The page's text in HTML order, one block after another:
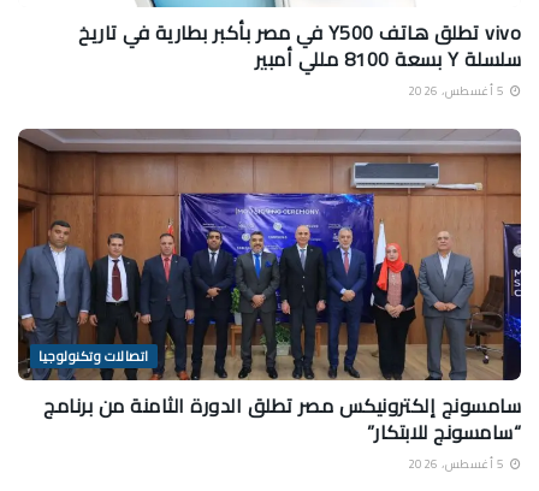
vivo تطلق هاتف Y500 في مصر بأكبر بطارية في تاريخ
سلسلة Y بسعة 8100 مللي أمبير
اتصالات وتكنولوجيا
سامسونج إلكترونيكس مصر تطلق الدورة الثامنة من برنامج
“سامسونج للابتكار”